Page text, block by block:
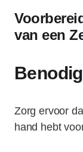
van een
Zorg ervoor
hand hebt